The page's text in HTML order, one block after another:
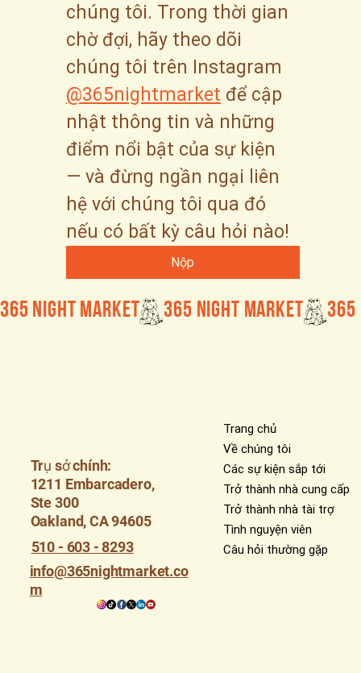
chúng tôi. Trong thời gian
chờ đợi, hãy theo dõi
@365nightmarket để cập
nhật thông tin và những
điểm nổi bật của sự kiện
— và đừng ngần ngại liên
hệ với chúng tôi qua đó
nếu có bất kỳ câu hỏi nào!
Nộp
365 Night Market
Trụ sở chính:
1211 Embarcadero,
Ste 300
Oakland, CA 94605
510 - 603 - 8293
info@365nightmarket.co
m
Trang chủ
Về chúng tôi
Các sự kiện sắp tới
Trở thành nhà cung cấp
Trở thành nhà tài trợ
Tình nguyện viên
Câu hỏi thường gặp